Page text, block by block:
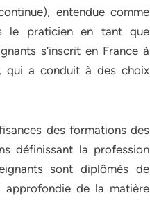
entendue comme
le praticien en tant que
s’inscrit en France à
qui a conduit à des choix
des formations des
définissant la profession
sont diplômés de
approfondie de la matière